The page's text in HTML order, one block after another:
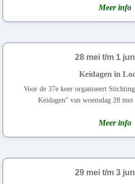
Meer info
28 mei t/m 1
Keidagen in
Voor de 37e keer organiseert
Keidagen" van woensdag 28 mei
Meer info
29 mei t/m 3